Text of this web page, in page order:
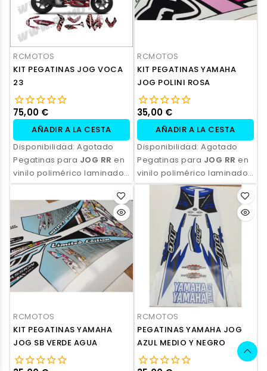
RCMOTOS
KIT PEGATINAS JOG VOCA
23
75,00 €
AÑADIR A LA CESTA
Disponibilidad: Agotado
Pegatinas para JOG RR en
vinilo polimérico laminado,
impresas con tinta
ecosolvente. Alta
resistencia, acabado
profesional y opción de
personalización.
RCMOTOS
KIT PEGATINAS YAMAHA
JOG POLINI ROSA
35,00 €
AÑADIR A LA CESTA
Disponibilidad: Agotado
Pegatinas para JOG RR en
vinilo polimérico laminado,
impresas con tinta
ecosolvente. Alta
resistencia, acabado
profesional y opción de
personalización.
RCMOTOS
KIT PEGATINAS YAMAHA
JOG SB VERDE AGUA
RCMOTOS
PEGATINAS YAMAHA JOG
AZUL MEDIO Y NEGRO